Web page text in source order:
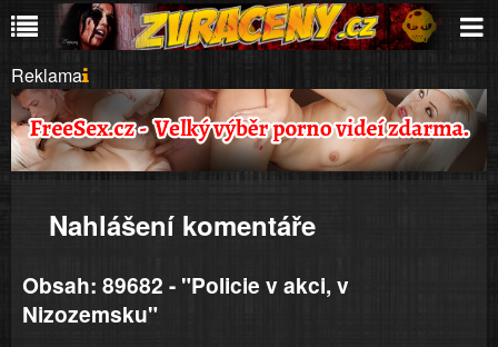
Reklama
Nahlášení komentáře
Obsah: 89682 - "Policie v akci, v
Nizozemsku"